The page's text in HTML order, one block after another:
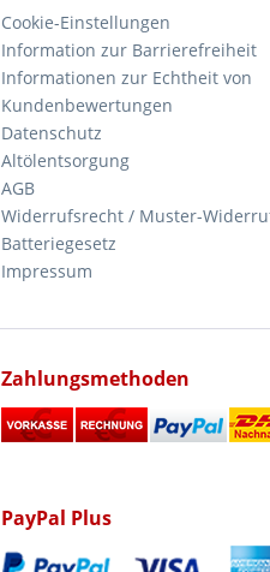
Cookie-Einstellungen
Information zur Barrierefreiheit
Informationen zur Echtheit von
Kundenbewertungen
Datenschutz
Altölentsorgung
AGB
Widerrufsrecht / Muster-
Batteriegesetz
Impressum
Zahlungsmethoden
PayPal Plus